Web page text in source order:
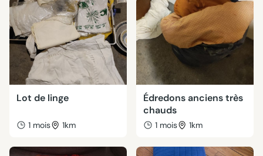
Lot de linge
1 mois 1km
Édredons anciens très
chauds
1 mois 1km